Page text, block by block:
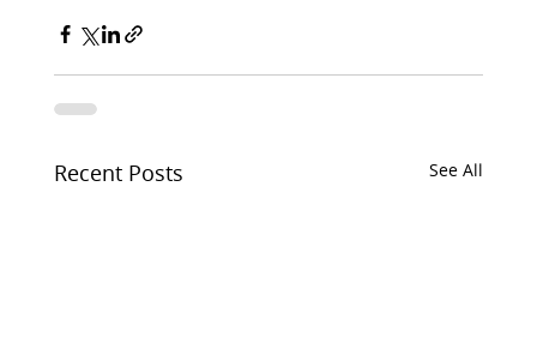
Recent Posts See All